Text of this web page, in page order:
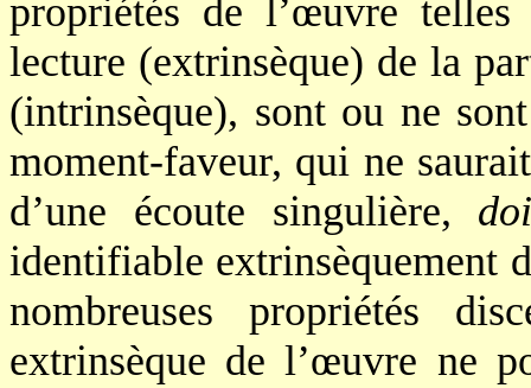
propriétés de l’œuvre telles
lecture (extrinsèque) de la
(intrinsèque), sont ou ne
moment-faveur, qui ne
d’une écoute singulière,
identifiable extrinsèquement
nombreuses propriétés
extrinsèque de l’œuvre ne